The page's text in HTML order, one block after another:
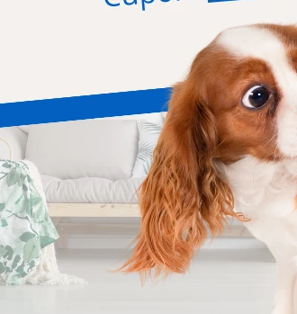
Select Senior Longevidad Raza Mini Y